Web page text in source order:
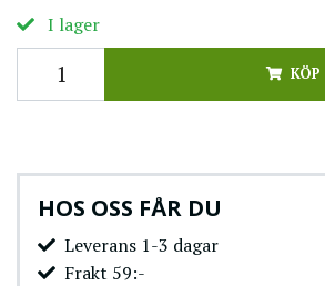
I lager
KÖP
HOS OSS FÅR DU
Leverans 1-3 dagar
Frakt 59:-